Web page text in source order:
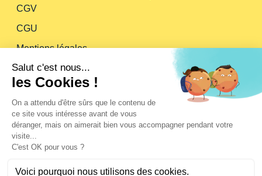
CGV
CGU
Mentions légales
/Suivez-nous À propos
Qui sommes-nous ?
FAQ